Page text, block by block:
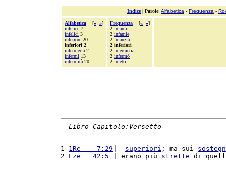
Indice| Parole: Alfabetica - Frequenza -
Alfabetica [« »]
infelice 7
infelici 3
inferiore 20
inferiori 2
infermeria 2
infermi 13
infermità 20
Frequenza [« »]
2 infami
2 infamie
2 infanzia
2 inferiori
2 infermeria
2 infermò
2 infetti
Libro Capitolo:Versetto
1 1Re    7:29 superiori ; ma sui
2 Eze   42:5 | erano più strette di